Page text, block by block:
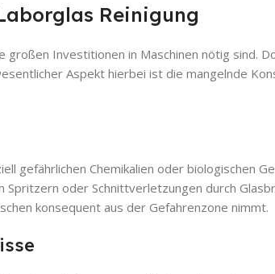
Reinigung
Investitionen in Maschinen nötig sind.
Aspekt hierbei ist die mangelnde
gefährlichen Chemikalien oder biologischen
oder Schnittverletzungen durch
konsequent aus der Gefahrenzone nimmt.